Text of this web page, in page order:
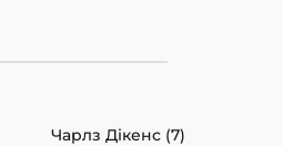
Чарлз Дікенс (7)